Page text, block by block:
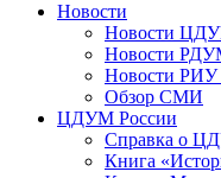
Новости
Новости
Новости
Новости
Обзор СМИ
ЦДУМ России
Справка о
Книга